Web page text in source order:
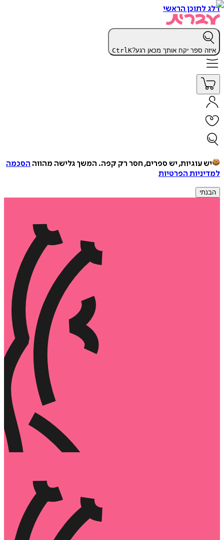
דלג לתוכן הראשי
איזה ספר יקח אותך מכאן רגע? CtrlK
יש עוגיות, יש ספרים, חסר רק קפה. המשך גלישה מהווה הסכמה
למדיניות הפרטיות
הבנתי